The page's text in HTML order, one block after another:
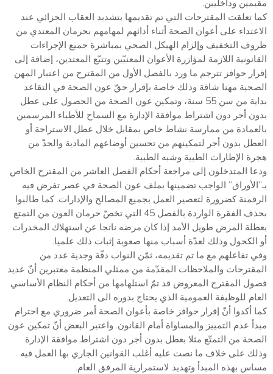
مقيمين وداخليين.
كما تعلقت المقترحات التي تم تقديمها بتشديد العقاب الجزائي عند
الاعتداء على أعوان الصحة أثناء أدائهم لمهامهم بحرمان المعتدي من
ظروف التخفيف وإلزام الهيكل الصحي بمباشرة جميع الإجراءات
القانونية اللازمة لمؤازرة الأعوان المعنيّين وتتبّع المعتدين، إضافة إلى
إقرار حوافز تترجم ما ورد بالفصل الأول من المقترح من اعتبار المهن
الصحية مهنا شاقة وذلك خاصة بإقرار حقّ عون الصحة في التقاعد
بداية من سن 55 سنة، وتمكين عون الصحة من الحصول على عطل
بدون أجر دون اشتراط موافقة الإدارة مع السماح للأطباء المرسمين
بالعمادة من ممارسة نشاط خاص بمقابل خلال عطل الاستراحة أو
العطل بدون أجر لتمكينهم من تحسين أوضاعهم المادية والحدّ من
هجرة الإطارات الطبية وشبه الطبية.
ودعا المتدخلون إلى مراجعة أحكام الفصل العاشر من المقترح الخاص
بـ”الأوراق” الواجب تضمينها بملف عون الصحة في عصر تفرض فيه
الرقمنة كضرورة لتعصير العمل بجميع المصالح والإدارات. كما طالبوا
بحذف الفقرة الواردة بالفصل 45 التي تخصّ حرمان العون من التمتع
بعطلة المرض طويل الأمد إذا كان مرضه ناتجا عن استهلاك المخدرات
أو الكحول وذلك لعدّة أسباب منها صعوبة إثبات ذلك علميا.
وفي تفاعلهم مع ما تم تقديمه، ثمّن النواب دقّة وجدية عدد من
المقترحات والملاحظات المقدّمة من ممثلي المنظمة معتبرين أنّ عديد
فصول المقترح المعروض قد تمّ استلهامها من أحكام النظام الأساسي
العام للوظيفة العمومية الذي يحتاج بدوره الى التعديل.
كما أكدوا أنّ إقرار حوافز خاصة بأعوان الصحة أمر ضروري مع احترام
مبدأ عدم التمييز والمساواة أمام القانون. واعتبر البعض أنّ تمكين عون
الصحة من التمتّع مثلا بعطل بدون أجر دون اشتراط موافقة الإدارة
وذلك على خلاف ما نصت عليه أغلب القوانين الجاري بها العمل فيه
مساس بهذه المبدأ وتهديد لاستمرارية المرفق العام.